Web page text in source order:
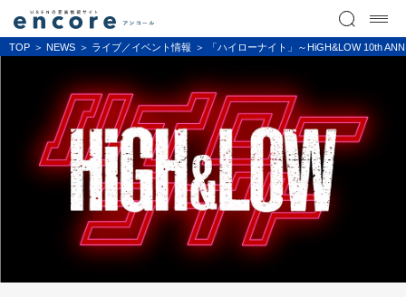
TOP NEWS ライブ／イベント情報 「ハイローナイト」～HiGH&LOW 10th